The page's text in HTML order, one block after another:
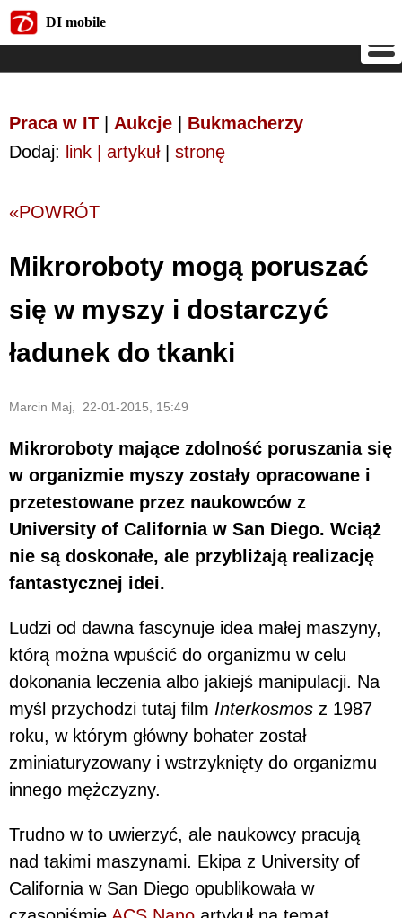
DI mobile
Praca w IT Aukcje
Bukmacherzy
Dodaj: link | artykuł| stronę
«POWRÓT
Mikroroboty mogą poruszać
się w myszy i dostarczyć
ładunek do tkanki
Marcin Maj, 22-01-2015, 15:49
Mikroroboty mające zdolność poruszania się
w organizmie myszy zostały opracowane i
przetestowane przez naukowców z
University of California w San Diego. Wciąż
nie są doskonałe, ale przybliżają realizację
fantastycznej idei.
Ludzi od dawna fascynuje idea małej maszyny,
którą można wpuścić do organizmu w celu
dokonania leczenia albo jakiejś manipulacji. Na
myśl przychodzi tutaj film Interkosmos z 1987
roku, w którym główny bohater został
zminiaturyzowany i wstrzyknięty do organizmu
innego mężczyzny.
Trudno w to uwierzyć, ale naukowcy pracują
nad takimi maszynami. Ekipa z University of
California w San Diego opublikowała w
DI mobile